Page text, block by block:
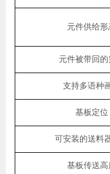
元件供给形
元件被带回的
支持多语种
基板定位
可安装的送料
基板传送高